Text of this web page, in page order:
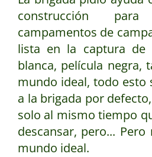
construcción
campamentos de
lista en la captura de
blanca, película negra,
mundo ideal, todo esto
a la brigada por
solo al mismo tiempo
descansar, pero...
mundo ideal.